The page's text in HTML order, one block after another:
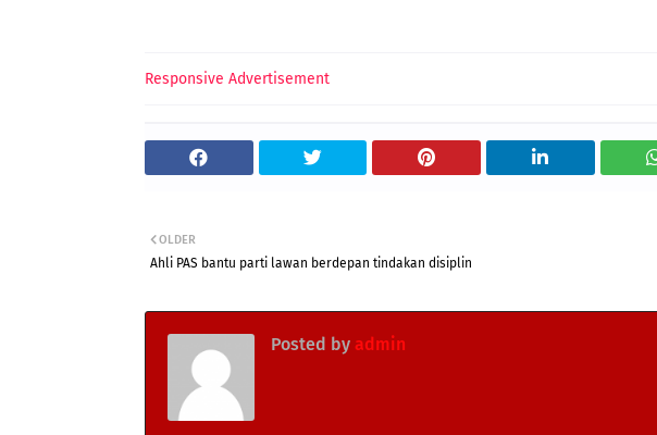
Responsive Advertisement
OLDER
Ahli PAS bantu parti lawan berdepan tindakan disiplin
Posted by admin